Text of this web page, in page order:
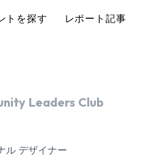
トを探す レポート記事
Leaders Club
ル デザイナー